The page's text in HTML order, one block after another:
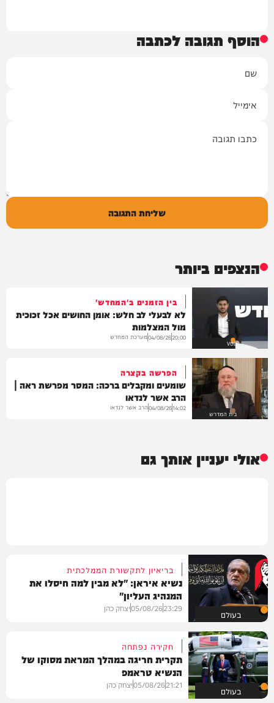
הוסף תגובה לכתבה
שליחת התגובה
הנצפים ביותר
VOD
בין הזמנים ב'המחדש'
לא לבעלי לב חלש: אומן החושים אכל זכוכית
מול המצלמות
20:00
04/08/26מערכת המחדש
בית המדרש
הפרשה בקצרה
שומעים ומקבלים ברכה: המסר מפרשת ראה |
הרב אשר לנדאו
14:02
04/08/26הרב אשר לנדאו
אולי יעניין אותך גם
בעולם
בריאיון לתקשורת הממלכתית
נשיא איראן: "לא מבין למה חיסלו את
המנהיג העליון"
23:29
05/08/26יצחק כהן
בעולם
חקירה נפתחה
תקרית חריגה במהלך המראת מסוקו של
הנשיא טראמפ
21:21
05/08/26יצחק כהן